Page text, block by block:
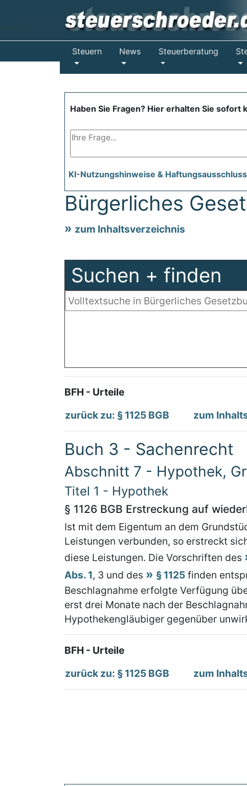
Steuern News Steuerberatung
Haben Sie Fragen? Hier erhalten Sie
KI-Nutzungshinweise & Haftungsausschluss
Bürgerliches
zum Inhaltsverzeichnis
Suchen + finden
BFH - Urteile
zurück zu: § 1125 BGB
zum
Buch 3 - Sachenrecht
Abschnitt 7 - Hypothek,
Titel 1 - Hypothek
§ 1126 BGB Erstreckung auf
Ist mit dem Eigentum an dem
Leistungen verbunden, so erstreckt
diese Leistungen. Die Vorschriften des
Abs. 1, 3 und des § 1125 finden
Beschlagnahme erfolgte Verfügung
erst drei Monate nach der
Hypothekengläubiger gegenüber
BFH - Urteile
zurück zu: § 1125 BGB
zum